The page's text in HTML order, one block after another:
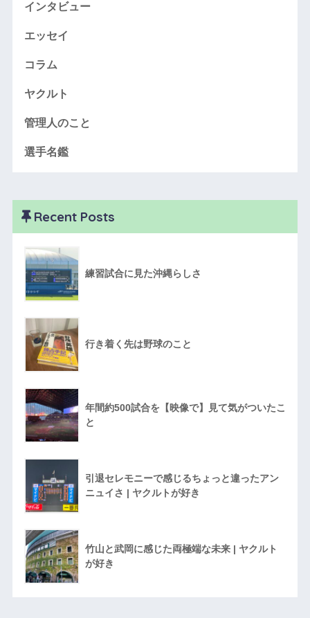
インタビュー
エッセイ
コラム
ヤクルト
管理人のこと
選手名鑑
Recent Posts
練習試合に見た沖縄らしさ
行き着く先は野球のこと
年間約500試合を【映像で】見て気がついたこ
と
引退セレモニーで感じるちょっと違ったアン
ニュイさ | ヤクルトが好き
竹山と武岡に感じた両極端な未来 | ヤクルト
が好き